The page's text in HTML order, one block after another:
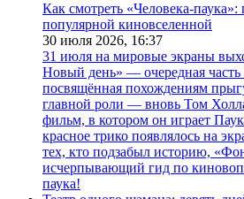
Как смотреть «Человека-
популярной киновселенной
30 июля 2026, 16:37
31 июля на мировые экраны
Новый день» — очередная
посвящённая похождениям
главной роли — вновь Том
фильм, в котором он играет
красное трико появлялось на
тех, кто подзабыл историю,
исчерпывающий гид по
паука!